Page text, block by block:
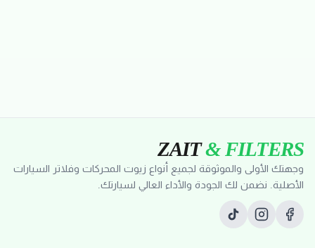
ZAIT& FILTERS
وجهتك الأولى والموثوقة لجميع أنواع زيوت المحركات وفلاتر السيارات
الأصلية. نضمن لك الجودة والأداء العالي لسيارتك.